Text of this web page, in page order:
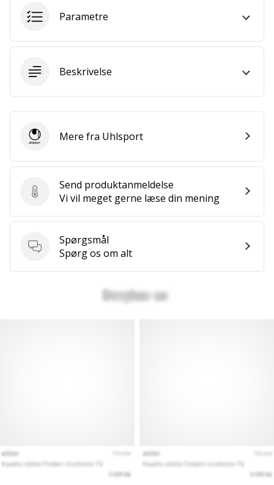
Vis alle
Parametre
Beskrivelse
Send produktanmeldelse
Send produktanmeldelse
Vi vil meget gerne læse din mening
Spørgsmål
Spørgsmål
Spørg os om alt
UhlsportMere fra Uhlsport